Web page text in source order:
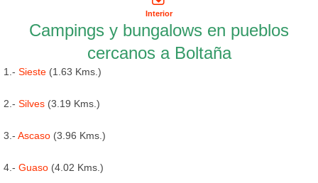
Interior
Campings y bungalows en pueblos
cercanos a Boltaña
1.- Sieste (1.63 Kms.)
2.- Silves (3.19 Kms.)
3.- Ascaso (3.96 Kms.)
4.- Guaso (4.02 Kms.)